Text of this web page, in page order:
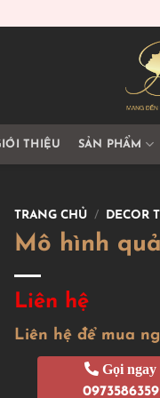
THIỆU SẢN PHẨM
TRANG CHỦ / DECOR
Mô hình
Liên hệ
Liên hệ để mua
Gọi ngay
0973586359